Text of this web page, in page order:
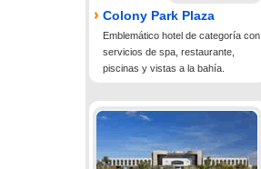
Colony Park Plaza
Emblemático hotel de categoría con
servicios de spa, restaurante,
piscinas y vistas a la bahía.